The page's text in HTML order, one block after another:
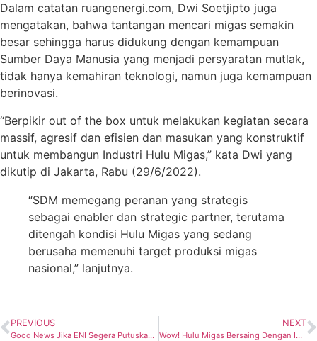
Dalam catatan ruangenergi.com, Dwi Soetjipto juga
mengatakan, bahwa tantangan mencari migas semakin
besar sehingga harus didukung dengan kemampuan
Sumber Daya Manusia yang menjadi persyaratan mutlak,
tidak hanya kemahiran teknologi, namun juga kemampuan
berinovasi.
“Berpikir out of the box untuk melakukan kegiatan secara
massif, agresif dan efisien dan masukan yang konstruktif
untuk membangun Industri Hulu Migas,” kata Dwi yang
dikutip di Jakarta, Rabu (29/6/2022).
“SDM memegang peranan yang strategis
sebagai enabler dan strategic partner, terutama
ditengah kondisi Hulu Migas yang sedang
berusaha memenuhi target produksi migas
nasional,” lanjutnya.
PREVIOUS
Good News Jika ENI Segera Putuskan FID
NEXT
Wow! Hulu Migas Bersaing Dengan Industri Lain Rebutan Turbin